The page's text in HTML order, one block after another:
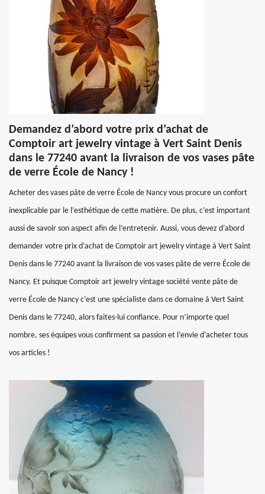
Demandez d’abord votre prix d’achat de
Comptoir art jewelry vintage à Vert Saint Denis
dans le 77240 avant la livraison de vos vases pâte
de verre École de Nancy !
Acheter des vases pâte de verre École de Nancy vous procure un confort
inexplicable par le l’esthétique de cette matière. De plus, c’est important
aussi de savoir son aspect afin de l’entretenir. Aussi, vous devez d’abord
demander votre prix d’achat de Comptoir art jewelry vintage à Vert Saint
Denis dans le 77240 avant la livraison de vos vases pâte de verre École de
Nancy. Et puisque Comptoir art jewelry vintage société vente pâte de
verre École de Nancy c’est une spécialiste dans ce domaine à Vert Saint
Denis dans le 77240, alors faites-lui confiance. Pour n’importe quel
nombre, ses équipes vous confirment sa passion et l’envie d’acheter tous
vos articles !